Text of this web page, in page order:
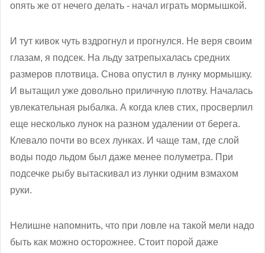
опять же от нечего делать - начал играть мормышкой.
И тут кивок чуть вздрогнул и прогнулся. Не веря своим
глазам, я подсек. На льду затрепыхалась средних
размеров плотвица. Снова опустил в лунку мормышку.
И вытащил уже довольно приличную плотву. Началась
увлекательная рыбалка. А когда клев стих, просверлил
еще несколько лунок на разном удалении от берега.
Клевало почти во всех лунках. И чаще там, где слой
воды подо льдом был даже менее полуметра. При
подсечке рыбу вытаскивал из лунки одним взмахом
руки.
Нелишне напомнить, что при ловле на такой мели надо
быть как можно осторожнее. Стоит порой даже